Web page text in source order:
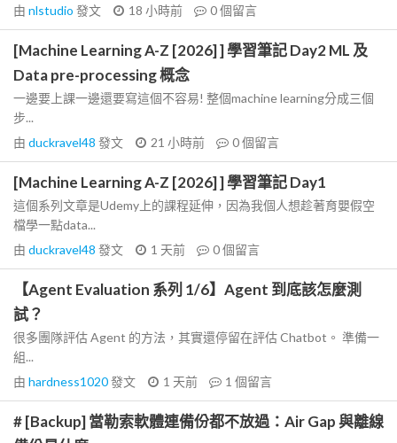
由 nlstudio 發文 18 小時前 0個留言
[Machine Learning A-Z [2026] ] 學習筆記 Day2 ML 及
Data pre-processing 概念
一邊要上課一邊還要寫這個不容易! 整個machine learning分成三個
步...
由 duckravel48 發文 21 小時前 0個留言
[Machine Learning A-Z [2026] ] 學習筆記 Day1
這個系列文章是Udemy上的課程延伸，因為我個人想趁著育嬰假空
檔學一點data...
由 duckravel48 發文 1 天前 0個留言
【Agent Evaluation 系列 1/6】Agent 到底該怎麼測
試？
很多團隊評估 Agent 的方法，其實還停留在評估 Chatbot。 準備一
組...
由 hardness1020發文 1 天前 1 個留言
# [Backup] 當勒索軟體連備份都不放過：Air Gap 與離線